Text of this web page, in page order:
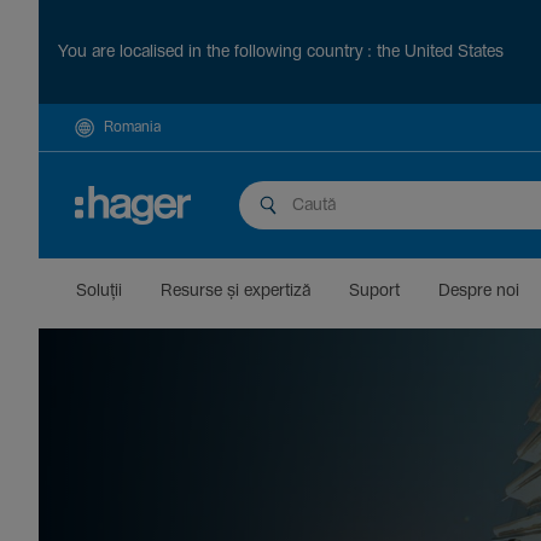
You are localised in the following country : the United States
Romania
Soluții Resurse și exper­tiză Suport Despre noi